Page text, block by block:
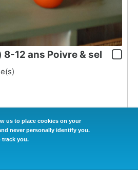
8-12 ans Poivre & sel
PLUS D'INFOS
us to place cookies on your
never personally identify you.
track you.